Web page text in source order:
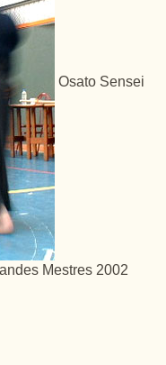
Osato Sensei
Mestres 2002